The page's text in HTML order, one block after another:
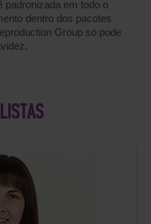
padronizada em todo o
dentro dos pacotes
Group só pode